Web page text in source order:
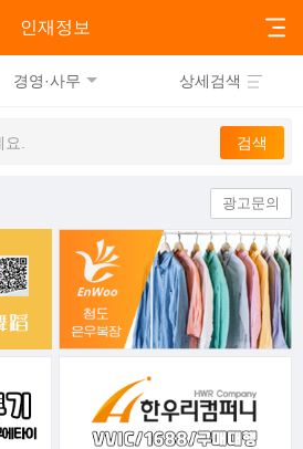
인재정보
경영·사무 상세검색
광고문의